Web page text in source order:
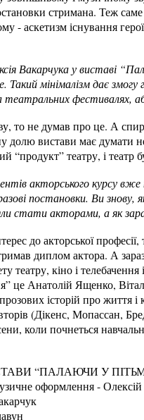
стримана. Теж
- аскетизм існування
Вакарчука у виставі
Такий мінімалізм дає
фестивалях,
то не думав про це. А
долю вистави має думати
“продукт” театру, і театр
акторського курсу
постановки. Ви
стати акторами, а як
до акторської
диплом актора. А
театру, кіно і
це Анатолій Ященко,
історій про життя
(Дікенс, Мопассан,
коли почнеться
“ПАЛАЮЧИ У
оформлення - Олексій